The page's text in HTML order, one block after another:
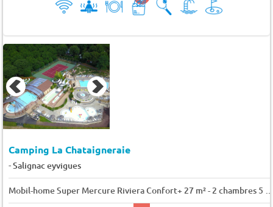
Camping La Chataigneraie
-Salignac eyvigues